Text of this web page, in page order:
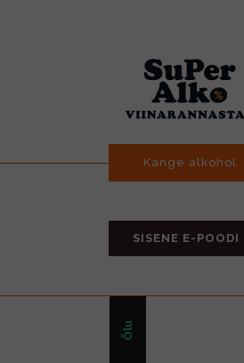
Kange alkohol
SISENE E-POODI
Õlu